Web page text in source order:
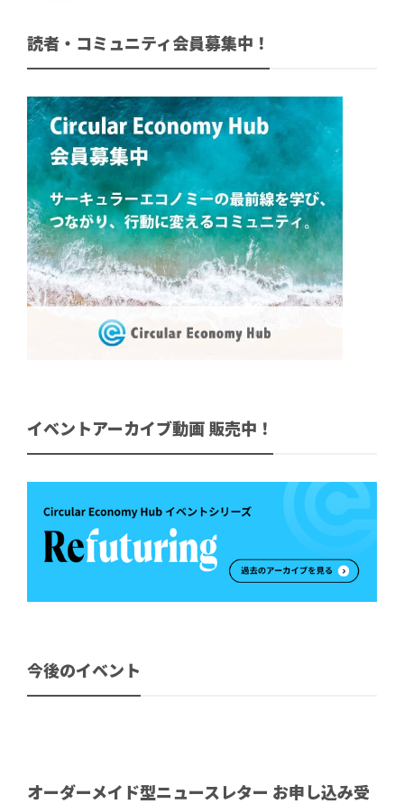
読者・コミュニティ会員募集中！
イベントアーカイブ動画 販売中！
今後のイベント
オーダーメイド型ニュースレター お申し込み受